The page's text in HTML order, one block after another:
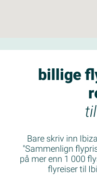
billige
Bare skriv inn
"Sammenlign
på mer enn 1 000
flyreiser til